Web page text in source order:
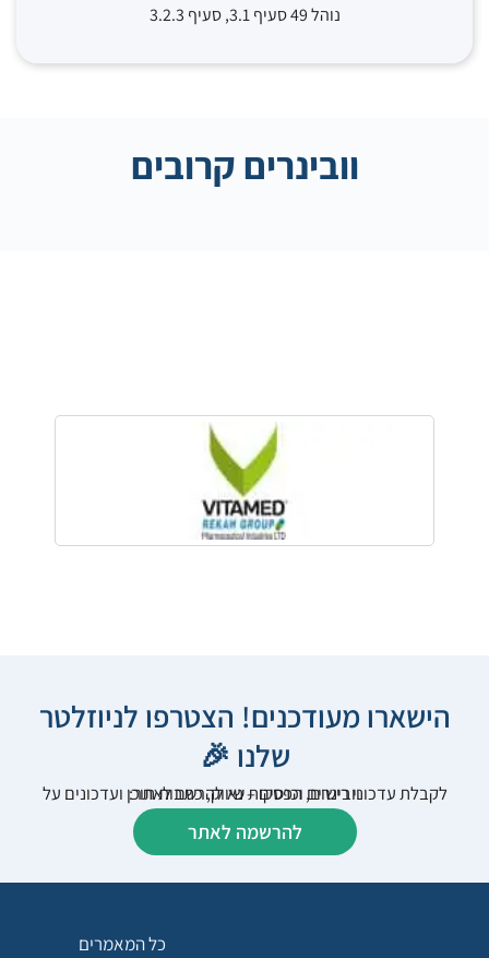
נוהל 49 סעיף 3.1, סעיף 3.2.3
וובינרים קרובים
הישארו מעודכנים! הצטרפו לניוזלטר
שלנו 🎉
לקבלת עדכוני רישום, הפסקות שיווק, כתבות תוכן ועדכונים על וובינרים וכנסים – נא להרשם לאתר:
להרשמה לאתר
כל המאמרים